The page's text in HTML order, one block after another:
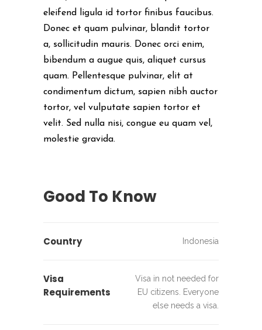
eleifend ligula id tortor finibus faucibus.
Donec et quam pulvinar, blandit tortor
a, sollicitudin mauris. Donec orci enim,
bibendum a augue quis, aliquet cursus
quam. Pellentesque pulvinar, elit at
condimentum dictum, sapien nibh auctor
tortor, vel vulputate sapien tortor et
velit. Sed nulla nisi, congue eu quam vel,
molestie gravida.
Good To Know
Country Indonesia
Visa
Requirements
Visa in not needed for
EU citizens. Everyone
else needs a visa.